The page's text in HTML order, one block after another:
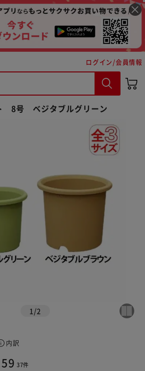
ログイン/会員情報
8号 ベジタブルグリーン
1 /2
内訳
37件
さい
購入手続きへ